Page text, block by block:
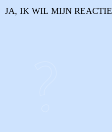
JA, IK WIL MIJN